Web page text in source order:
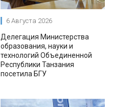
6 Августа 2026
Делегация Министерства
образования, науки и
технологий Объединенной
Республики Танзания
посетила БГУ